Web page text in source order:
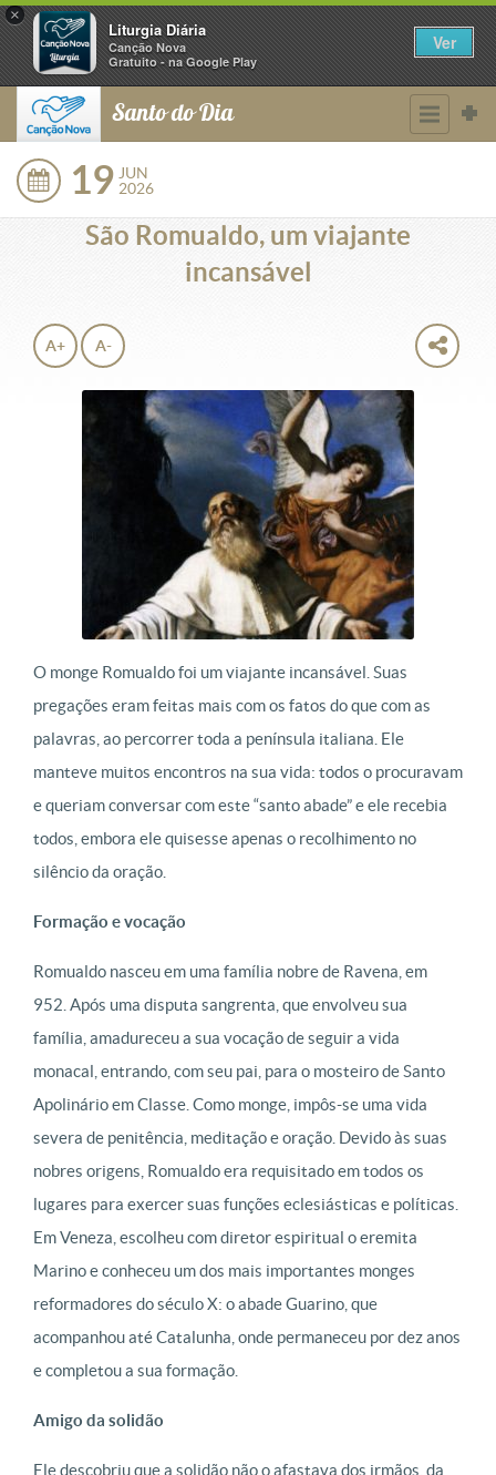
×
Liturgia Diária
Canção Nova
Gratuito - na Google Play
Ver
Santo do Dia
19 JUN
2026
São Romualdo, um viajante
incansável
A+ A-
O monge Romualdo foi um viajante incansável. Suas
pregações eram feitas mais com os fatos do que com as
palavras, ao percorrer toda a península italiana. Ele
manteve muitos encontros na sua vida: todos o procuravam
e queriam conversar com este “santo abade” e ele recebia
todos, embora ele quisesse apenas o recolhimento no
silêncio da oração.
Formação e vocação
Romualdo nasceu em uma família nobre de Ravena, em
952. Após uma disputa sangrenta, que envolveu sua
família, amadureceu a sua vocação de seguir a vida
monacal, entrando, com seu pai, para o mosteiro de Santo
Apolinário em Classe. Como monge, impôs-se uma vida
severa de penitência, meditação e oração. Devido às suas
nobres origens, Romualdo era requisitado em todos os
lugares para exercer suas funções eclesiásticas e políticas.
Em Veneza, escolheu com diretor espiritual o eremita
Marino e conheceu um dos mais importantes monges
reformadores do século X: o abade Guarino, que
acompanhou até Catalunha, onde permaneceu por dez anos
e completou a sua formação.
Amigo da solidão
Ele descobriu que a solidão não o afastava dos irmãos, da